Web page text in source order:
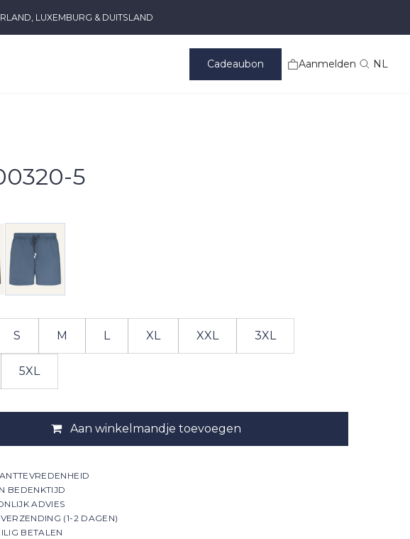
LUXEMBURG & DUITSLAND
Cadeaubon Aanmelden NL
5
S M L XL XXL 3XL
5XL
Aan winkelmandje toevoegen
BEDENKTIJD
ADVIES
(1-2 DAGEN)
BETALEN